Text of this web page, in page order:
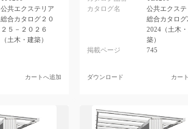
公共エクステリア
総合カタログ２０
２５－２０２６
（土木・建築）
カートへ追加
カタログ名
公共エクス
総合カタロ
2024（土木
築）
掲載ページ
745
ダウンロード カー